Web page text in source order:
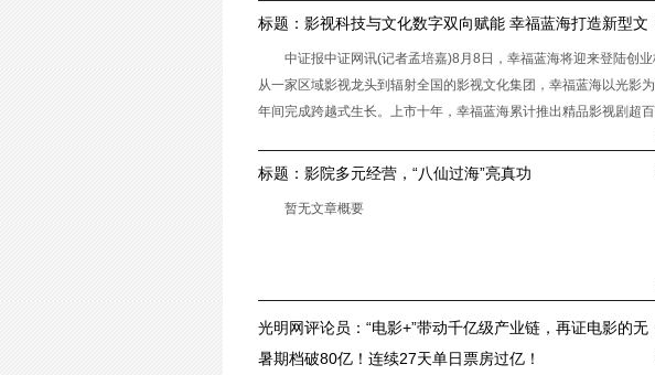
标题： 影视科技与文化数字双向赋能 幸福蓝海打造新型文
中证报中证网讯(记者孟培嘉)8月8日，幸福蓝海将迎来登陆创业
从一家区域影视龙头到辐射全国的影视文化集团，幸福蓝海以光影
年间完成跨越式生长。上市十年，幸福蓝海累计推出精品影视剧超
标题： 影院多元经营，“八仙过海”亮真功
暂无文章概要
光明网评论员：“电影+”带动千亿级产业链，再证电影的无
可取代
暑期档破80亿！连续27天单日票房过亿！